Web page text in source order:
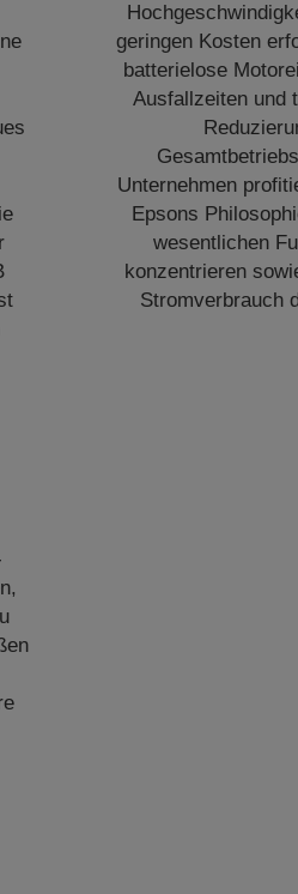
geringen Kosten
batterielose
Ausfallzeiten und
Unternehmen
Epsons
wesentlichen
konzentrieren
Stromverbrauch